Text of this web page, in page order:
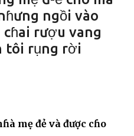
ngồi vào
rượu vang
tôi rụng rời
mẹ đẻ và được cɦo